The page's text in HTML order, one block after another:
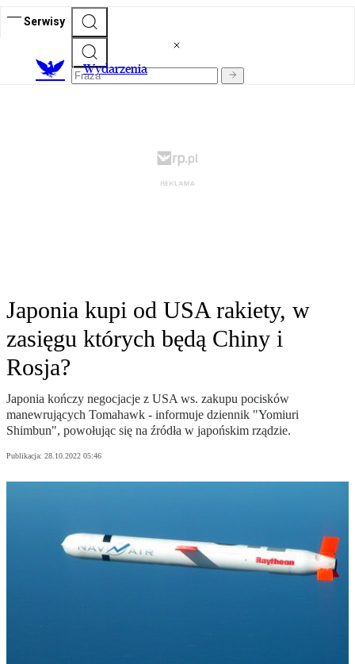
Serwisy
Wydarzenia
Japonia kupi od USA rakiety, w
zasięgu których będą Chiny i
Rosja?
Japonia kończy negocjacje z USA ws. zakupu pocisków
manewrujących Tomahawk - informuje dziennik "Yomiuri
Shimbun", powołując się na źródła w japońskim rządzie.
Publikacja: 28.10.2022 05:46